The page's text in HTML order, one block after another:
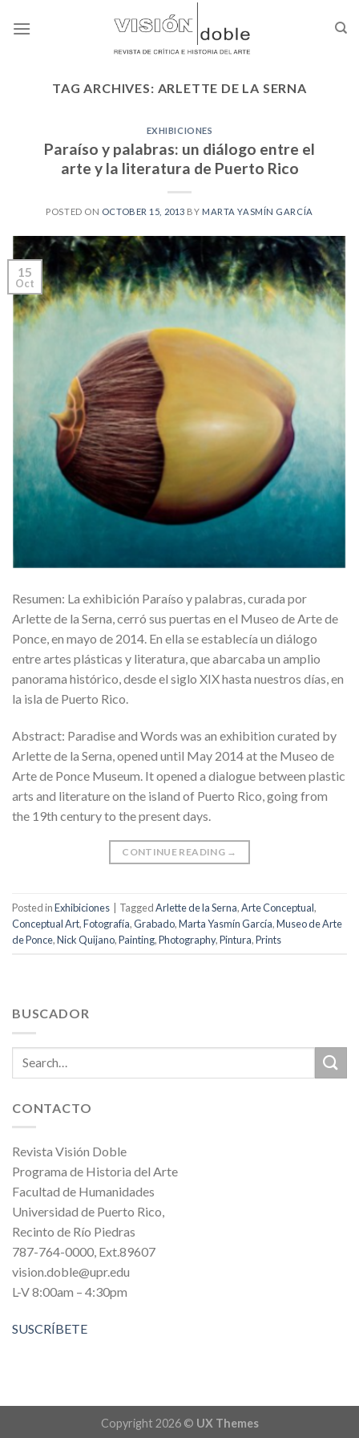
TAG ARCHIVES: ARLETTE DE LA SERNA
EXHIBICIONES
Paraíso y palabras: un diálogo entre el
arte y la literatura de Puerto Rico
POSTED ON OCTOBER 15, 2013 BY MARTA YASMÍN GARCÍA
15
Oct
Resumen: La exhibición Paraíso y palabras, curada por
Arlette de la Serna, cerró sus puertas en el Museo de Arte de
Ponce, en mayo de 2014. En ella se establecía un diálogo
entre artes plásticas y literatura, que abarcaba un amplio
panorama histórico, desde el siglo XIX hasta nuestros días, en
la isla de Puerto Rico.
Abstract: Paradise and Words was an exhibition curated by
Arlette de la Serna, opened until May 2014 at the Museo de
Arte de Ponce Museum. It opened a dialogue between plastic
arts and literature on the island of Puerto Rico, going from
the 19th century to the present days.
CONTINUE READING →
Posted inExhibiciones | TaggedArlette de la Serna,Arte Conceptual,
Conceptual Art,Fotografía,Grabado,Marta Yasmín García,Museo de Arte
de Ponce,Nick Quijano,Painting,Photography,Pintura,Prints
BUSCADOR
CONTACTO
Revista Visión Doble
Programa de Historia del Arte
Facultad de Humanidades
Universidad de Puerto Rico,
Recinto de Río Piedras
787-764-0000, Ext.89607
vision.doble@upr.edu
L-V 8:00am – 4:30pm
SUSCRÍBETE
Copyright 2026 © UX Themes